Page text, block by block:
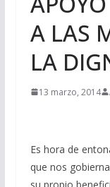
A LAS
LA
13 marzo, 2014
Es hora de
que nos